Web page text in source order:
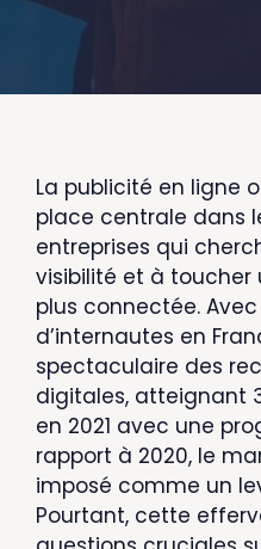
La publicité en ligne
place centrale dans
entreprises qui
visibilité et à toucher
plus connectée.
d’internautes en
spectaculaire des
digitales, atteignant
en 2021 avec une
rapport à 2020, le
imposé comme un
Pourtant, cette